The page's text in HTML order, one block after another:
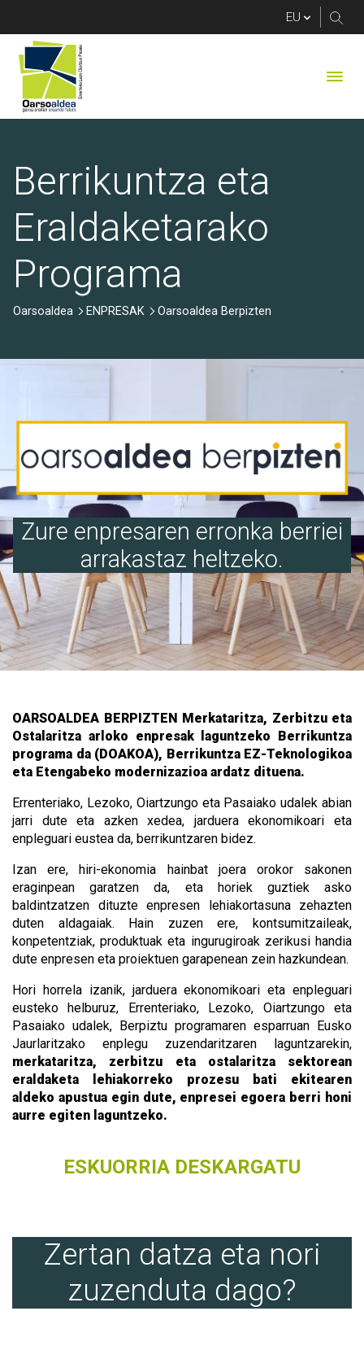
Berrikuntza eta
Eraldaketarako
Programa
Oarsoaldea ENPRESAK Oarsoaldea Berpizten
Zure enpresaren erronka berriei
arrakastaz heltzeko.
OARSOALDEA BERPIZTEN Merkataritza, Zerbitzu eta
Ostalaritza arloko enpresak laguntzeko Berrikuntza
programa da (DOAKOA), Berrikuntza EZ-Teknologikoa
eta Etengabeko modernizazioa ardatz dituena.
Errenteriako, Lezoko, Oiartzungo eta Pasaiako udalek abian
jarri dute eta azken xedea, jarduera ekonomikoari eta
enpleguari eustea da, berrikuntzaren bidez.
Izan ere, hiri-ekonomia hainbat joera orokor sakonen
eraginpean garatzen da, eta horiek guztiek asko
baldintzatzen dituzte enpresen lehiakortasuna zehazten
duten aldagaiak. Hain zuzen ere, kontsumitzaileak,
konpetentziak, produktuak eta ingurugiroak zerikusi handia
dute enpresen eta proiektuen garapenean zein hazkundean.
Hori horrela izanik, jarduera ekonomikoari eta enpleguari
eusteko helburuz, Errenteriako, Lezoko, Oiartzungo eta
Pasaiako udalek, Berpiztu programaren esparruan Eusko
Jaurlaritzako enplegu zuzendaritzaren laguntzarekin,
merkataritza, zerbitzu eta ostalaritza sektorean
eraldaketa lehiakorreko prozesu bati ekitearen
aldeko apustua egin dute, enpresei egoera berri honi
aurre egiten laguntzeko.
ESKUORRIA DESKARGATU
Zertan datza eta nori
zuzenduta dago?